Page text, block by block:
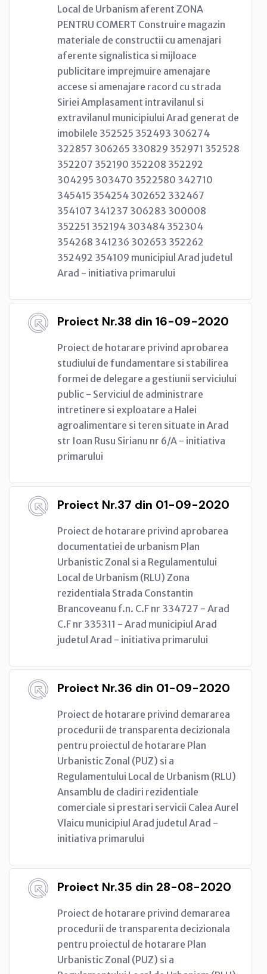
Local de Urbanism aferent ZONA
PENTRU COMERT Construire magazin
materiale de constructii cu amenajari
aferente signalistica si mijloace
publicitare imprejmuire amenajare
accese si amenajare racord cu strada
Siriei Amplasament intravilanul si
extravilanul municipiului Arad generat de
imobilele 352525 352493 306274
322857 306265 330829 352971 352528
352207 352190 352208 352292
304295 303470 3522580 342710
345415 354254 302652 332467
354107 341237 306283 300008
352251 352194 303484 352304
354268 341236 302653 352262
352492 354109 municipiul Arad judetul
Arad - initiativa primarului
Proiect Nr.38 din 16-09-2020
Proiect de hotarare privind aprobarea
studiului de fundamentare si stabilirea
formei de delegare a gestiunii serviciului
public - Serviciul de administrare
intretinere si exploatare a Halei
agroalimentare si teren situate in Arad
str Ioan Rusu Sirianu nr 6/A - initiativa
primarului
Proiect Nr.37 din 01-09-2020
Proiect de hotarare privind aprobarea
documentatiei de urbanism Plan
Urbanistic Zonal si a Regulamentului
Local de Urbanism (RLU) Zona
rezidentiala Strada Constantin
Brancoveanu f.n. C.F nr 334727 - Arad
C.F nr 335311 - Arad municipiul Arad
judetul Arad - initiativa primarului
Proiect Nr.36 din 01-09-2020
Proiect de hotarare privind demararea
procedurii de transparenta decizionala
pentru proiectul de hotarare Plan
Urbanistic Zonal (PUZ) si a
Regulamentului Local de Urbanism (RLU)
Ansamblu de cladiri rezidentiale
comerciale si prestari servicii Calea Aurel
Vlaicu municipiul Arad judetul Arad -
initiativa primarului
Proiect Nr.35 din 28-08-2020
Proiect de hotarare privind demararea
procedurii de transparenta decizionala
pentru proiectul de hotarare Plan
Urbanistic Zonal (PUZ) si a